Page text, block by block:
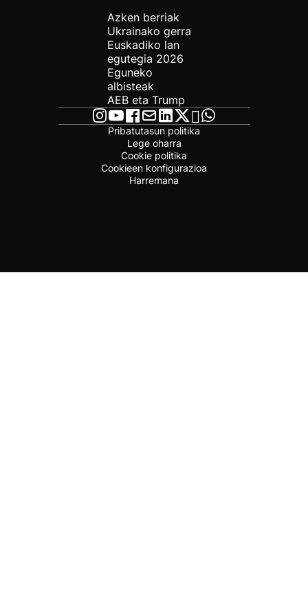
Azken berriak
Ukrainako gerra
Euskadiko lan
egutegia 2026
Eguneko
albisteak
AEB eta Trump
Pribatutasun politika
Lege oharra
Cookie politika
Cookieen konfigurazioa
Harremana